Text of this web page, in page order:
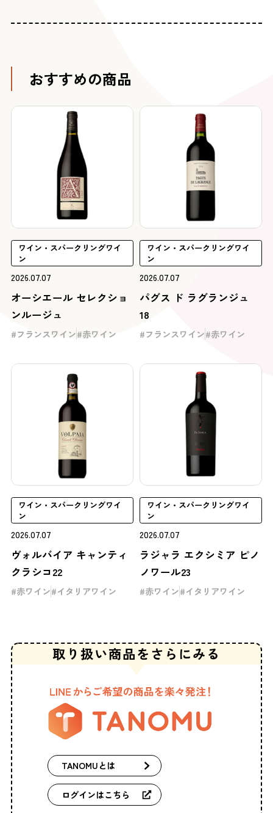
おすすめの商品
ワイン・スパークリングワイ
ン
2026.07.07
オーシエール セレクショ
ンルージュ
フランスワイン 赤ワイン
ワイン・スパークリングワイ
ン
2026.07.07
パグス ド ラグランジュ
18
フランスワイン 赤ワイン
ワイン・スパークリングワイ
ン
2026.07.07
ヴォルバイア キャンティ
クラシコ22
赤ワイン イタリアワイン
ワイン・スパークリングワイ
ン
2026.07.07
ラジャラ エクシミア ピノ
ノワール23
赤ワイン イタリアワイン
取り扱い商品をさらにみる
TANOMUとは
ログインはこちら